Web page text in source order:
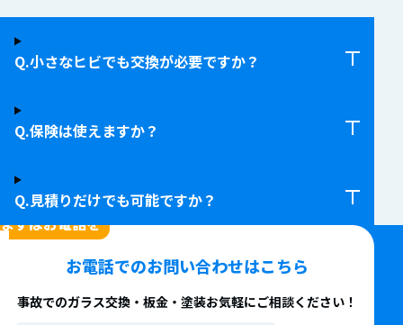
小さなヒビでも交換が必要ですか？
保険は使えますか？
見積りだけでも可能ですか？
まずはお電話を
お電話でのお問い合わせはこちら
事故でのガラス交換・板金・塗装お気軽にご相談ください！